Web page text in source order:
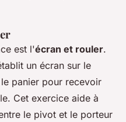
est l'écran et rouler.
un écran sur le
panier pour recevoir
Cet exercice aide à
le pivot et le porteur